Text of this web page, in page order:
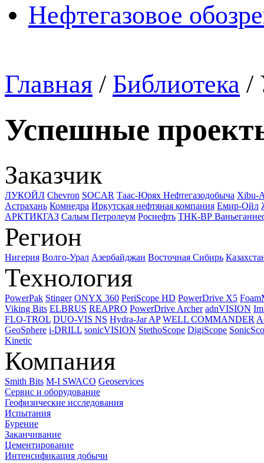
Нефтегазовое
Главная / Библиотека /
Успешные
Заказчик
ЛУКОЙЛ Chevron SOCAR Таас-Юрях Нефтегазодобыча Xibu-
Астрахань Комнедра Иркутская нефтяная компания Емир-Ойл
АРКТИКГАЗ Салым Петролеум Роснефть ТНК-ВР
Регион
Нигерия Волго-Урал Азербайджан Восточная Сибирь
Технология
PowerPak Stinger ONYX 360 PeriScope HD PowerDrive X5
Viking Bits ELBRUS REAPRO PowerDrive Archer adnVISION
FLO-TROL DUO-VIS NS Hydra-Jar AP WELL COMMANDER
GeoSphere i-DRILL sonicVISION StethoScope DigiScope
Kinetic
Компания
Smith Bits M-I SWACO Geoservices
Сервис и оборудование
Геофизические исследования
Испытания
Бурение
Заканчивание
Цементирование
Интенсификация добычи